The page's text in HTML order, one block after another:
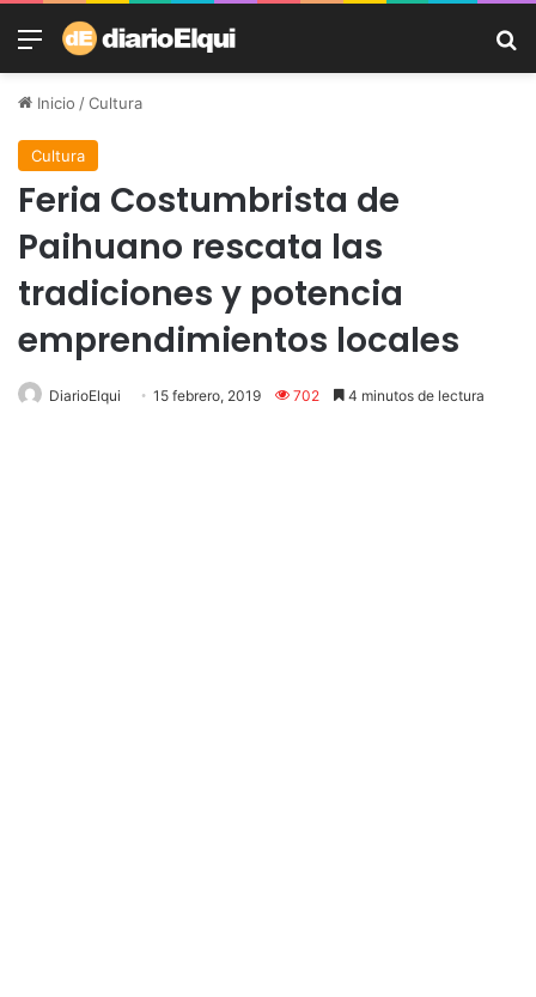
Menú
Inicio /Cultura
Cultura
Feria Costumbrista de
Paihuano rescata las
tradiciones y potencia
emprendimientos locales
DiarioElqui 15 febrero, 2019 702 4 minutos de lectura